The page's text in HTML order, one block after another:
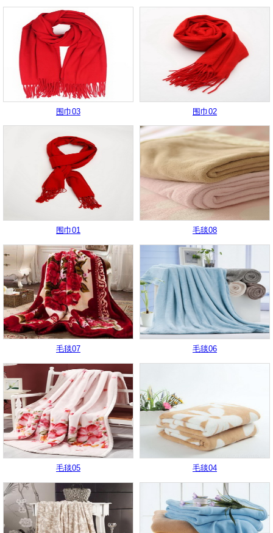
围巾03 围巾02
围巾01 毛毯08
毛毯07 毛毯06
毛毯05 毛毯04